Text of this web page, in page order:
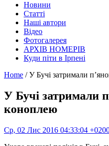
Новини
Статті
Наші автори
Відео
Фотогалерея
АРХІВ НОМЕРІВ
Куди піти в Ірпені
Home / У Бучі затримали
У Бучі затримали
коноплею
Ср, 02 Лис 2016 04:33:04